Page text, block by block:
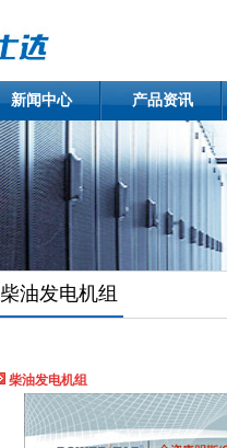
新闻中心 产品资讯
柴油发电机组
柴油发电机组